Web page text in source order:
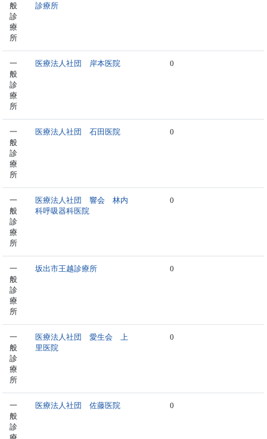
般
診
療
所
診療所
一
般
診
療
所
医療法人社団 岸本医院 0
一
般
診
療
所
医療法人社団 石田医院 0
一
般
診
療
所
医療法人社団 響会 林内
科呼吸器科医院
0
一
般
診
療
所
坂出市王越診療所 0
一
般
診
療
所
医療法人社団 愛生会 上
里医院
0
一
般
診
医療法人社団 佐藤医院 0